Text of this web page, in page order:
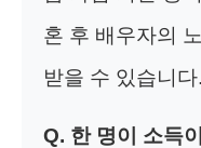
혼 후 배우자의
받을 수 있습니다.
Q. 한 명이 소득